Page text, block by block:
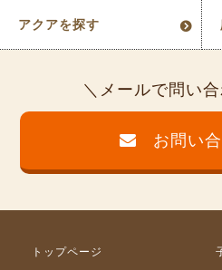
アクアを探す
メールで問い
お問い
トップページ